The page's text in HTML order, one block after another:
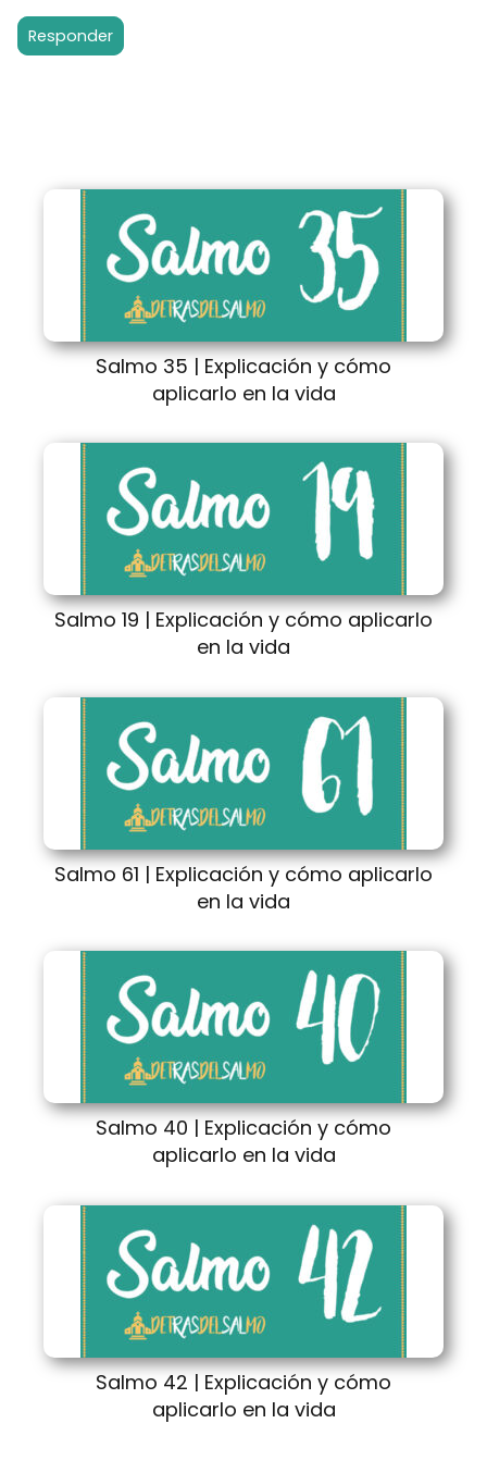
Responder
Salmo 35 | Explicación y cómo
aplicarlo en la vida
Salmo 19 | Explicación y cómo aplicarlo
en la vida
Salmo 61 | Explicación y cómo aplicarlo
en la vida
Salmo 40 | Explicación y cómo
aplicarlo en la vida
Salmo 42 | Explicación y cómo
aplicarlo en la vida